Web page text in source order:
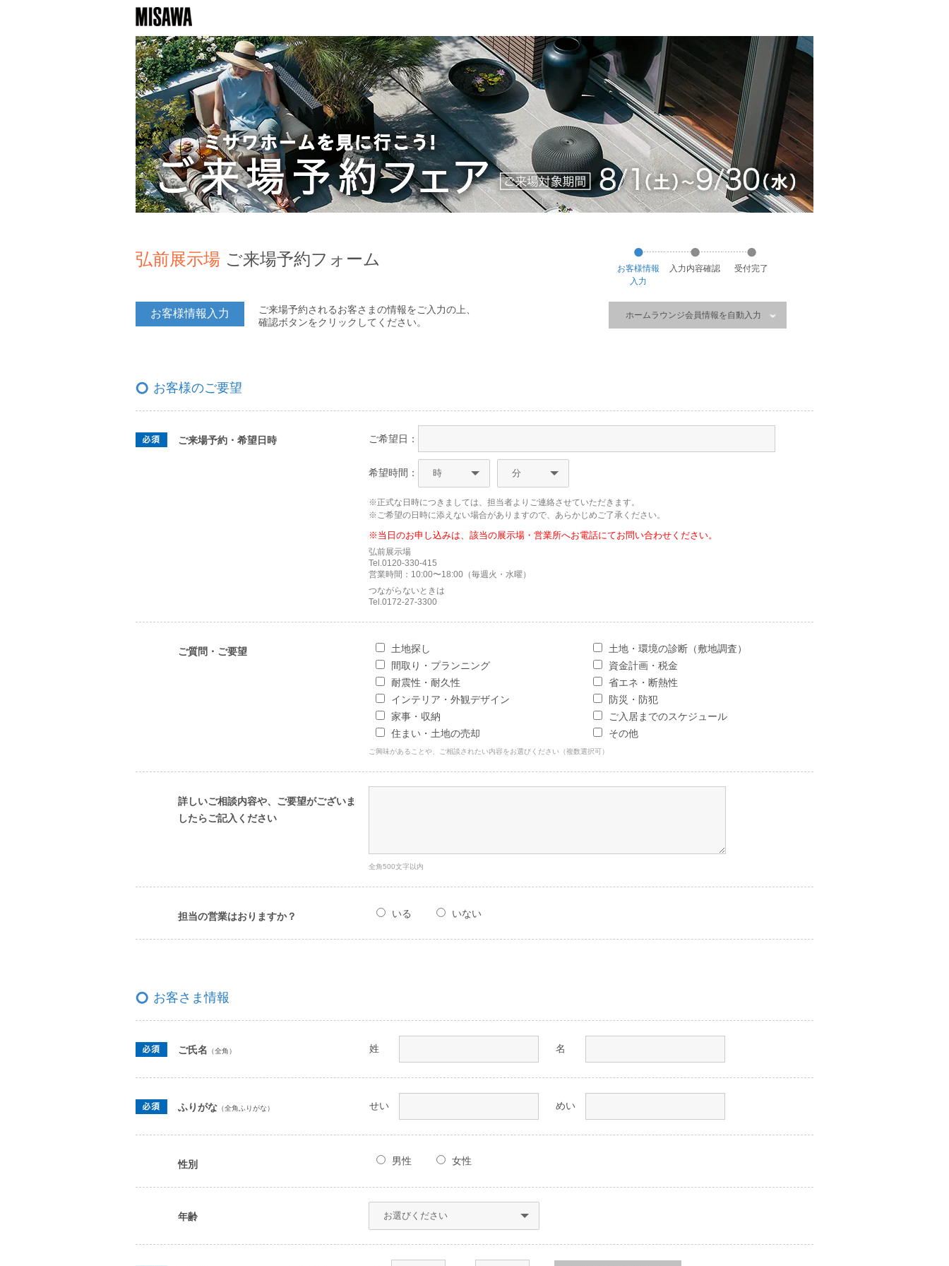
弘前展示場 ご来場予約フォーム お客様情報
入力
入力内容確認 受付完了
お客様情報入力
ご来場予約されるお客さまの情報をご入力の上、
確認ボタンをクリックしてください。
ホームラウンジ会員情報を自動入力
お客様のご要望
ご来場予約・希望日時 ご希望日：
希望時間：
※正式な日時につきましては、担当者よりご連絡させていただきます。
※ご希望の日時に添えない場合がありますので、あらかじめご了承ください。
※当日のお申し込みは、該当の展示場・営業所へお電話にてお問い合わせください。
弘前展示場
Tel.0120-330-415
営業時間：10:00〜18:00（毎週火・水曜）
つながらないときは
Tel.0172-27-3300
ご質問・ご要望 土地探し
土地・環境の診断（敷地調査）
間取り・プランニング
資金計画・税金
耐震性・耐久性
省エネ・断熱性
インテリア・外観デザイン
防災・防犯
家事・収納
ご入居までのスケジュール
住まい・土地の売却
その他
ご興味があることや、ご相談されたい内容をお選びください（複数選択可）
詳しいご相談内容や、ご要望がございま
したらご記入ください
全角500文字以内
担当の営業はおりますか？ いる いない
お客さま情報
ご氏名 （全角） 姓 名
ふりがな （全角ふりがな） せい めい
性別 男性 女性
年齢